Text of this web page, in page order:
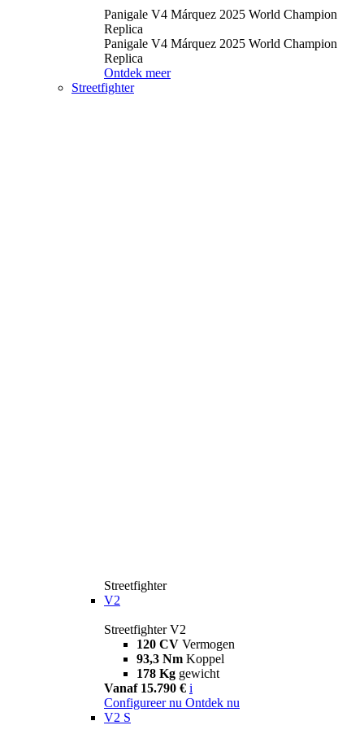
Panigale V4 Márquez 2025 World Champion
Replica
Panigale V4 Márquez 2025 World Champion
Replica
Ontdek meer
Streetfighter
Streetfighter
V2
Streetfighter V2
120 CV Vermogen
93,3 Nm Koppel
178 Kg gewicht
Vanaf 15.790 € i
Configureer nu Ontdek nu
V2 S